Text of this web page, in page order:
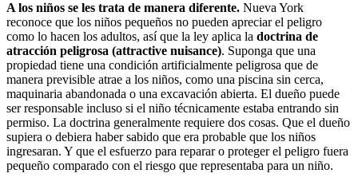
A los niños se les trata de manera diferente. Nueva York
reconoce que los niños pequeños no pueden apreciar el peligro
como lo hacen los adultos, así que la ley aplica la doctrina de
atracción peligrosa (attractive nuisance). Suponga que una
propiedad tiene una condición artificialmente peligrosa que de
manera previsible atrae a los niños, como una piscina sin cerca,
maquinaria abandonada o una excavación abierta. El dueño puede
ser responsable incluso si el niño técnicamente estaba entrando sin
permiso. La doctrina generalmente requiere dos cosas. Que el dueño
supiera o debiera haber sabido que era probable que los niños
ingresaran. Y que el esfuerzo para reparar o proteger el peligro fuera
pequeño comparado con el riesgo que representaba para un niño.